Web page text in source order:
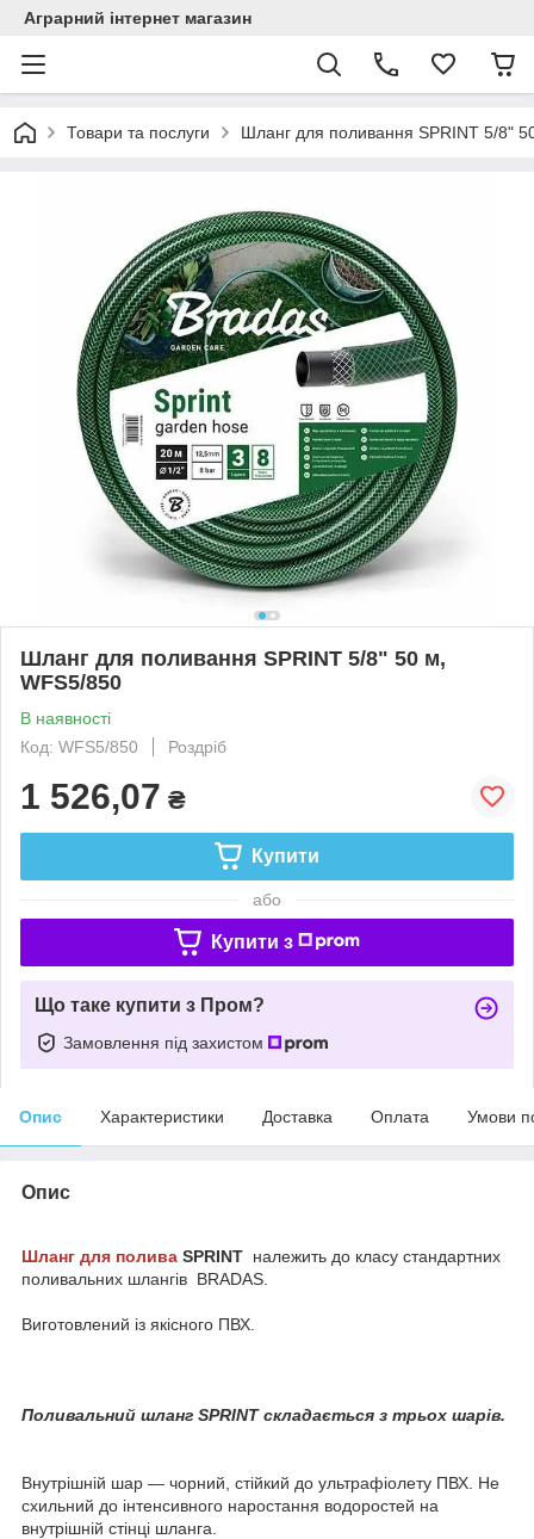
Аграрний інтернет магазин
Товари та послуги Шланг для поливання SPRINT 5/8"
Шланг для поливання SPRINT 5/8" 50 м,
WFS5/850
В наявності
Код: WFS5/850
Роздріб
1 526,07 ₴
Купити
або
Купити з
Що таке купити з Пром?
Замовлення під захистом
Опис Характеристики Доставка Оплата Умови
Опис
Шланг для полива SPRINT належить до класу стандартних
поливальних шлангів BRADAS.
Виготовлений із якісного ПВХ.
Поливальний шланг SPRINT складається з трьох шарів.
Внутрішній шар — чорний, стійкий до ультрафіолету ПВХ. Не
схильний до інтенсивного наростання водоростей на
внутрішній стінці шланга.